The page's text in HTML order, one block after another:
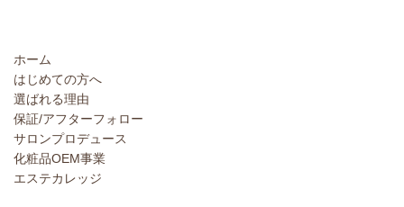
ホーム
はじめての方へ
選ばれる理由
保証/アフターフォロー
サロンプロデュース
化粧品OEM事業
エステカレッジ